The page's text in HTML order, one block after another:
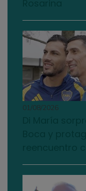
01/08/2026